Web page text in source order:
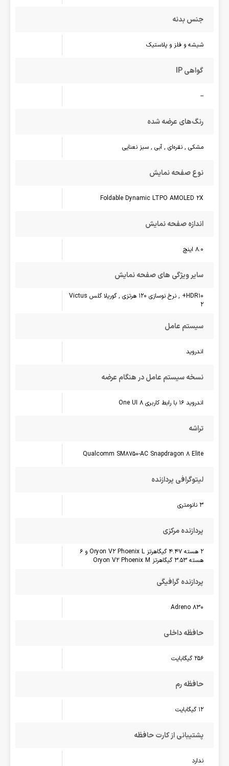
جنس بدنه
شیشه و فلز و پلاستیک
گواهی IP
--
رنگ‌های عرضه شده
مشکی , نقره‌ای , آبی , سبز نعنایی
نوع صفحه نمایش
Foldable Dynamic LTPO AMOLED 2X
اندازه صفحه نمایش
8.0 اینچ
سایر ویژگی های صفحه نمایش
HDR10+ , نرخ نوسازی 120 هرتزی , گوریلا گلس Victus
2
سیستم عامل
اندروید
نسخه سیستم عامل در هنگام عرضه
اندروید 16 با رابط کاربری One UI 8
تراشه
Qualcomm SM8750-AC Snapdragon 8 Elite
لیتوگرافی پردازنده
3 نانومتری
پردازنده مرکزی
2 هسته 4.47 گیگاهرتز Oryon V2 Phoenix L و 6
هسته 3.53 گیگاهرتز Oryon V2 Phoenix M
پردازنده گرافیگی
Adreno 830
حافظه داخلی
256 گیگابایت
حافظه رم
12 گیگابایت
پشتیبانی از کارت حافظه
ندارد